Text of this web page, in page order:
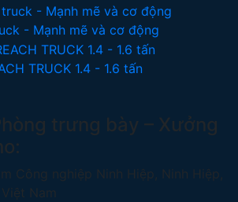
- Mạnh mẽ và cơ động
TRUCK 1.4 - 1.6 tấn
trưng bày – Xưởng
Công nghiệp Ninh Hiệp, Ninh Hiệp,
Nam